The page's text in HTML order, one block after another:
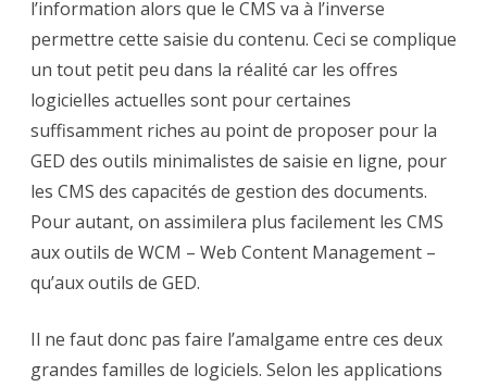
l’information alors que le CMS va à l’inverse
permettre cette saisie du contenu. Ceci se complique
un tout petit peu dans la réalité car les offres
logicielles actuelles sont pour certaines
suffisamment riches au point de proposer pour la
GED des outils minimalistes de saisie en ligne, pour
les CMS des capacités de gestion des documents.
Pour autant, on assimilera plus facilement les CMS
aux outils de WCM – Web Content Management –
qu’aux outils de GED.
Il ne faut donc pas faire l’amalgame entre ces deux
grandes familles de logiciels. Selon les applications